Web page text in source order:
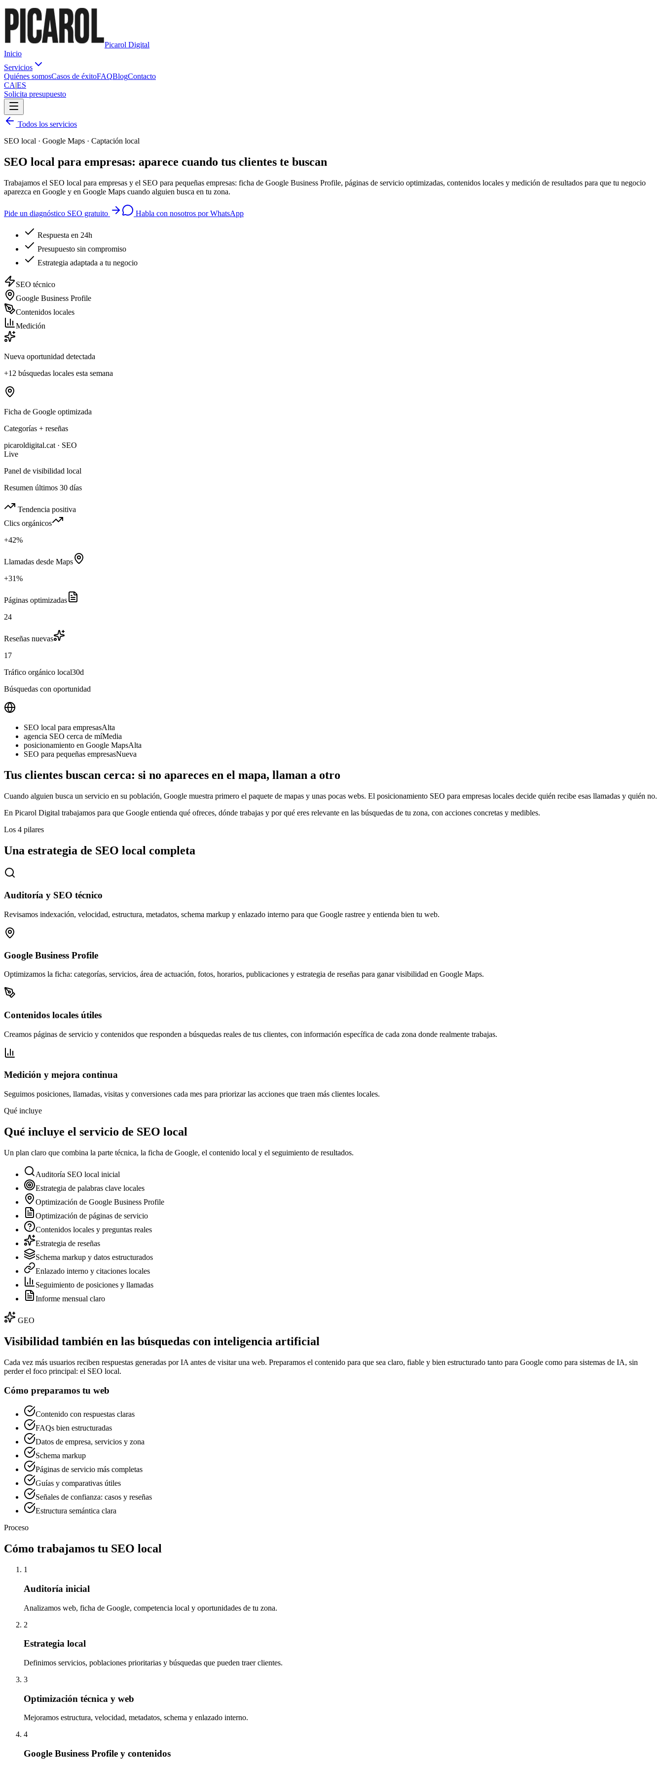
Picarol Digital
Inicio
Servicios
Quiénes somosCasos de éxitoFAQBlogContacto
CA|ES
Solicita presupuesto
Todos los servicios
SEO local · Google Maps · Captación local
SEO local para empresas: aparece cuando tus clientes te buscan
Trabajamos el SEO local para empresas y el SEO para pequeñas empresas: ficha de Google Business Profile, páginas de servicio optimizadas, contenidos locales y medición de resultados para que tu negocio
aparezca en Google y en Google Maps cuando alguien busca en tu zona.
Pide un diagnóstico SEO gratuito Habla con nosotros por WhatsApp
Respuesta en 24h
Presupuesto sin compromiso
Estrategia adaptada a tu negocio
SEO técnico
Google Business Profile
Contenidos locales
Medición
Nueva oportunidad detectada
+12 búsquedas locales esta semana
Ficha de Google optimizada
Categorías + reseñas
picaroldigital.cat · SEO
Live
Panel de visibilidad local
Resumen últimos 30 días
Tendencia positiva
Clics orgánicos
+42%
Llamadas desde Maps
+31%
Páginas optimizadas
24
Reseñas nuevas
17
Tráfico orgánico local30d
Búsquedas con oportunidad
SEO local para empresasAlta
agencia SEO cerca de míMedia
posicionamiento en Google MapsAlta
SEO para pequeñas empresasNueva
Tus clientes buscan cerca: si no apareces en el mapa, llaman a otro
Cuando alguien busca un servicio en su población, Google muestra primero el paquete de mapas y unas pocas webs. El posicionamiento SEO para empresas locales decide quién recibe esas llamadas y quién no.
En Picarol Digital trabajamos para que Google entienda qué ofreces, dónde trabajas y por qué eres relevante en las búsquedas de tu zona, con acciones concretas y medibles.
Los 4 pilares
Una estrategia de SEO local completa
Auditoría y SEO técnico
Revisamos indexación, velocidad, estructura, metadatos, schema markup y enlazado interno para que Google rastree y entienda bien tu web.
Google Business Profile
Optimizamos la ficha: categorías, servicios, área de actuación, fotos, horarios, publicaciones y estrategia de reseñas para ganar visibilidad en Google Maps.
Contenidos locales útiles
Creamos páginas de servicio y contenidos que responden a búsquedas reales de tus clientes, con información específica de cada zona donde realmente trabajas.
Medición y mejora continua
Seguimos posiciones, llamadas, visitas y conversiones cada mes para priorizar las acciones que traen más clientes locales.
Qué incluye
Qué incluye el servicio de SEO local
Un plan claro que combina la parte técnica, la ficha de Google, el contenido local y el seguimiento de resultados.
Auditoría SEO local inicial
Estrategia de palabras clave locales
Optimización de Google Business Profile
Optimización de páginas de servicio
Contenidos locales y preguntas reales
Estrategia de reseñas
Schema markup y datos estructurados
Enlazado interno y citaciones locales
Seguimiento de posiciones y llamadas
Informe mensual claro
GEO
Visibilidad también en las búsquedas con inteligencia artificial
Cada vez más usuarios reciben respuestas generadas por IA antes de visitar una web. Preparamos el contenido para que sea claro, fiable y bien estructurado tanto para Google como para sistemas de IA, sin
perder el foco principal: el SEO local.
Cómo preparamos tu web
Contenido con respuestas claras
FAQs bien estructuradas
Datos de empresa, servicios y zona
Schema markup
Páginas de servicio más completas
Guías y comparativas útiles
Señales de confianza: casos y reseñas
Estructura semántica clara
Proceso
Cómo trabajamos tu SEO local
1
Auditoría inicial
Analizamos web, ficha de Google, competencia local y oportunidades de tu zona.
2
Estrategia local
Definimos servicios, poblaciones prioritarias y búsquedas que pueden traer clientes.
3
Optimización técnica y web
Mejoramos estructura, velocidad, metadatos, schema y enlazado interno.
4
Google Business Profile y contenidos